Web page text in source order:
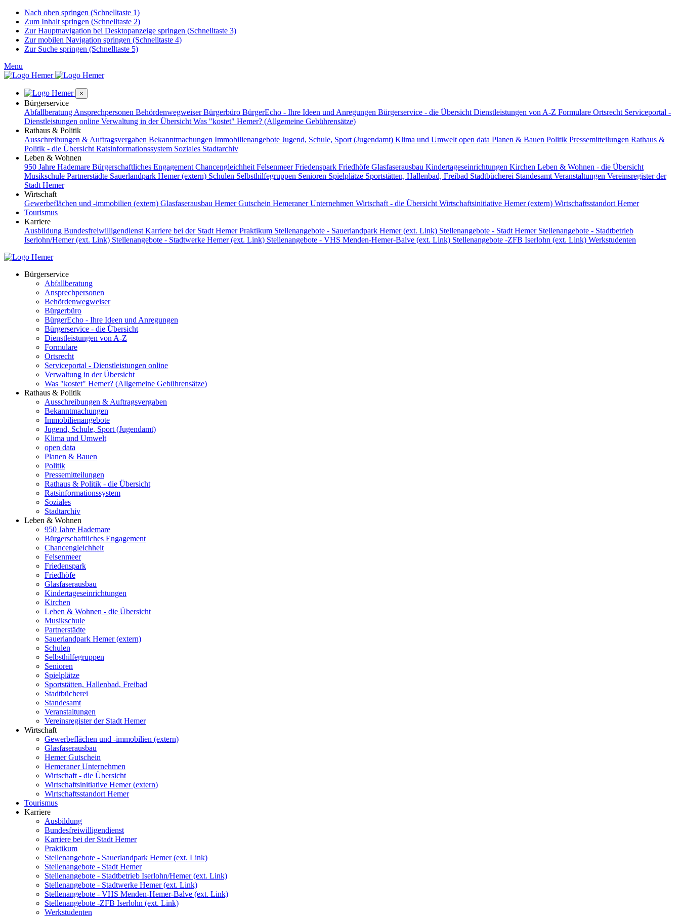
Nach oben springen (Schnelltaste 1)
Zum Inhalt springen (Schnelltaste 2)
Zur Hauptnavigation bei Desktopanzeige springen (Schnelltaste 3)
Zur mobilen Navigation springen (Schnelltaste 4)
Zur Suche springen (Schnelltaste 5)
Menu
×
Bürgerservice
Abfallberatung Ansprechpersonen BehördenwegweiserBürgerbüro BürgerEcho - Ihre Ideen und Anregungen Bürgerservice - die Übersicht Dienstleistungen von A-Z Formulare Ortsrecht Serviceportal -
Dienstleistungen online Verwaltung in der Übersicht Was "kostet" Hemer? (Allgemeine Gebührensätze)
Rathaus & Politik
Ausschreibungen & Auftragsvergaben Bekanntmachungen Immobilienangebote Jugend, Schule, Sport (Jugendamt) Klima und Umwelt open data Planen & Bauen Politik Pressemitteilungen Rathaus &
Politik - die Übersicht Ratsinformationssystem Soziales Stadtarchiv
Leben & Wohnen
950 Jahre Hademare Bürgerschaftliches Engagement Chancengleichheit FelsenmeerFriedenspark Friedhöfe Glasfaserausbau Kindertageseinrichtungen Kirchen Leben & Wohnen - die Übersicht
Musikschule Partnerstädte Sauerlandpark Hemer (extern) Schulen Selbsthilfegruppen Senioren Spielplätze Sportstätten, Hallenbad, Freibad Stadtbücherei Standesamt Veranstaltungen Vereinsregister der
Stadt Hemer
Wirtschaft
Gewerbeflächen und -immobilien (extern) Glasfaserausbau Hemer Gutschein Hemeraner Unternehmen Wirtschaft - die Übersicht Wirtschaftsinitiative Hemer (extern) Wirtschaftsstandort Hemer
Tourismus
Karriere
Ausbildung Bundesfreiwilligendienst Karriere bei der Stadt HemerPraktikum Stellenangebote - Sauerlandpark Hemer (ext. Link) Stellenangebote - Stadt Hemer Stellenangebote - Stadtbetrieb
Iserlohn/Hemer (ext. Link) Stellenangebote - Stadtwerke Hemer (ext. Link) Stellenangebote - VHS Menden-Hemer-Balve (ext. Link) Stellenangebote -ZFB Iserlohn (ext. Link) Werkstudenten
Bürgerservice
Abfallberatung
Ansprechpersonen
Behördenwegweiser
Bürgerbüro
BürgerEcho - Ihre Ideen und Anregungen
Bürgerservice - die Übersicht
Dienstleistungen von A-Z
Formulare
Ortsrecht
Serviceportal - Dienstleistungen online
Verwaltung in der Übersicht
Was "kostet" Hemer? (Allgemeine Gebührensätze)
Rathaus & Politik
Ausschreibungen & Auftragsvergaben
Bekanntmachungen
Immobilienangebote
Jugend, Schule, Sport (Jugendamt)
Klima und Umwelt
open data
Planen & Bauen
Politik
Pressemitteilungen
Rathaus & Politik - die Übersicht
Ratsinformationssystem
Soziales
Stadtarchiv
Leben & Wohnen
950 Jahre Hademare
Bürgerschaftliches Engagement
Chancengleichheit
Felsenmeer
Friedenspark
Friedhöfe
Glasfaserausbau
Kindertageseinrichtungen
Kirchen
Leben & Wohnen - die Übersicht
Musikschule
Partnerstädte
Sauerlandpark Hemer (extern)
Schulen
Selbsthilfegruppen
Senioren
Spielplätze
Sportstätten, Hallenbad, Freibad
Stadtbücherei
Standesamt
Veranstaltungen
Vereinsregister der Stadt Hemer
Wirtschaft
Gewerbeflächen und -immobilien (extern)
Glasfaserausbau
Hemer Gutschein
Hemeraner Unternehmen
Wirtschaft - die Übersicht
Wirtschaftsinitiative Hemer (extern)
Wirtschaftsstandort Hemer
Tourismus
Karriere
Ausbildung
Bundesfreiwilligendienst
Karriere bei der Stadt Hemer
Praktikum
Stellenangebote - Sauerlandpark Hemer (ext. Link)
Stellenangebote - Stadt Hemer
Stellenangebote - Stadtbetrieb Iserlohn/Hemer (ext. Link)
Stellenangebote - Stadtwerke Hemer (ext. Link)
Stellenangebote - VHS Menden-Hemer-Balve (ext. Link)
Stellenangebote -ZFB Iserlohn (ext. Link)
Werkstudenten